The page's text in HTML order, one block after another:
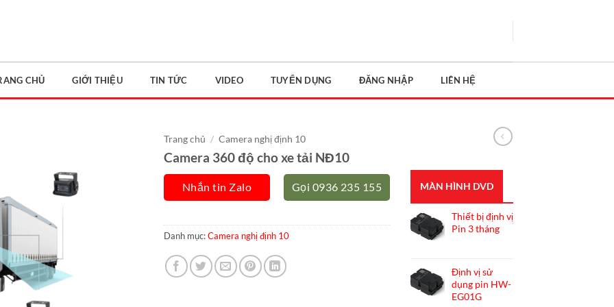
CHỦ GIỚI THIỆU TIN TỨC VIDEO TUYỂN DỤNG ĐĂNG NHẬP LIÊN HỆ
Trang chủ / Camera nghị định 10
Camera 360 độ cho xe tải NĐ10
Nhắn tin Zalo Gọi 0936 235 155
Danh mục:Camera nghị định 10
MÀN HÌNH DVD
Thiết bị định vị
Pin 3 tháng
Định vị sử
dụng pin HW-
EG01G